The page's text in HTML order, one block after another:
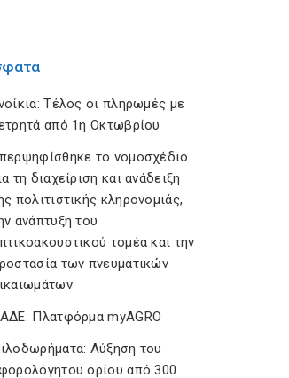
Τέλος οι πληρωμές με
από 1η Οκτωβρίου
το νομοσχέδιο
τη διαχείριση και ανάδειξη
πολιτιστικής κληρονομιάς,
ανάπτυξη του
τομέα και την
των πνευματικών
Πλατφόρμα myAGRO
Αύξηση του
ορίου από 300